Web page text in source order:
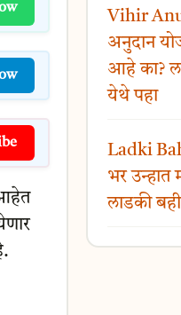
आहेत
Vihir
अनुदान
आहे का?
येथे पहा
Ladki
भर उन्हात
लाडकी